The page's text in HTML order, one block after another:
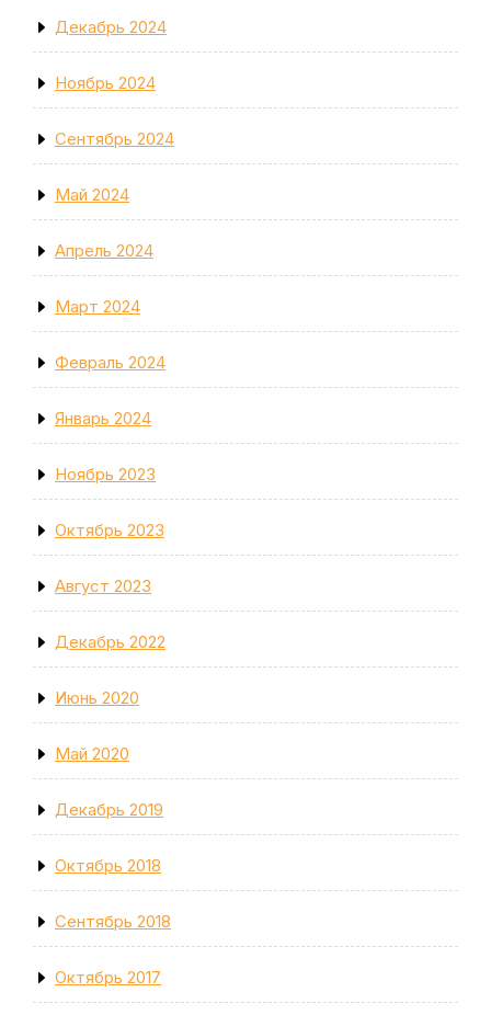
Декабрь 2024
Ноябрь 2024
Сентябрь 2024
Май 2024
Апрель 2024
Март 2024
Февраль 2024
Январь 2024
Ноябрь 2023
Октябрь 2023
Август 2023
Декабрь 2022
Июнь 2020
Май 2020
Декабрь 2019
Октябрь 2018
Сентябрь 2018
Октябрь 2017